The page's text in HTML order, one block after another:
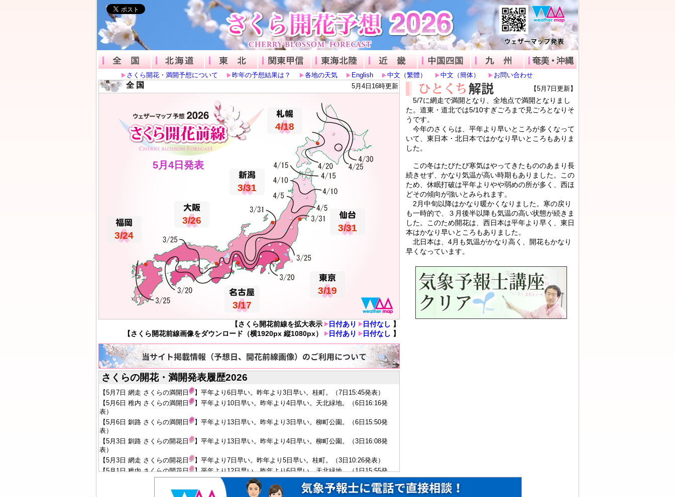
全国 北海道 東北 関東甲信 東海北陸 近畿 中国四国 九州
さくら開花・満開予想について 昨年の予想結果は？ 各地の天気 English 中文（繁體） 中文（簡体） お問い合わせ
全 国 5月4日16時更新
5月4日発表
4/18
3/31
3/31
3/19
3/17
3/26
3/24
【さくら開花前線を拡大表示 日付あり 日付なし 】
【さくら開花前線画像をダウンロード（横1920px 縦1080px）
日付あり 日付なし 】
さくらの開花・満開発表履歴2026
【5月7日 網走 さくらの満開日
】平年より6日早い。昨年より3日早い。桂町。（7日15:45発表）
【5月6日 稚内 さくらの満開日
】平年より10日早い。昨年より4日早い。天北緑地。（6日16:16発
表）
【5月6日 釧路 さくらの満開日
】平年より13日早い。昨年より3日早い。柳町公園。（6日15:50発
表）
【5月3日 釧路 さくらの開花日
】平年より13日早い。昨年より4日早い。柳町公園。（3日16:08発
表）
【5月3日 網走 さくらの開花日
】平年より7日早い。昨年より5日早い。桂町。（3日10:26発表）
【5月1日 稚内 さくらの開花日
】平年より12日早い。昨年より6日早い。天北緑地。（1日15:55発
【4月28日 室蘭 さくらの満開日
】平年より11日早い。昨年より5日早い。八幡宮。（28日14:27発
【5月7日更新】
5/7に網走で満開となり、全地点で満開となりまし
た。道東・道北では5/10すぎごろまで見ごろとなりそ
うです。
今年のさくらは、平年より早いところが多くなって
いて、東日本・北日本ではかなり早いところもありま
した。
この冬はたびたび寒気はやってきたもののあまり長
続きせず、かなり気温が高い時期もありました。この
ため、休眠打破は平年よりやや弱めの所が多く、西ほ
どその傾向が強いとみられます。
2月中旬以降はかなり暖かくなりました。寒の戻り
も一時的で、３月後半以降も気温の高い状態が続きま
した。このため開花は、西日本は平年より早く、東日
本はかなり早いところもありました。
北日本は、4月も気温がかなり高く、開花もかなり
早くなっています。